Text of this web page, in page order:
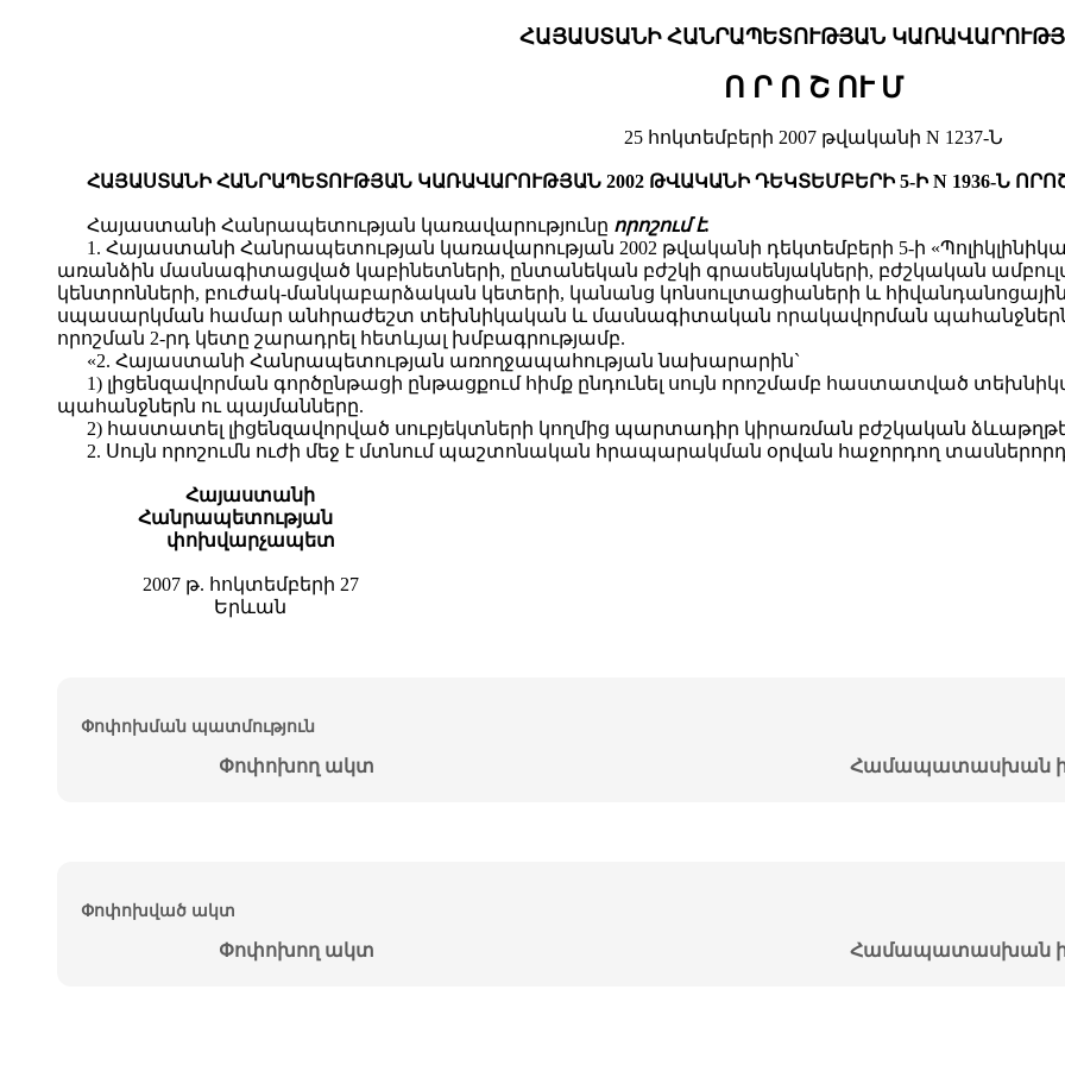
ՀԱՅԱՍՏԱՆԻ ՀԱՆՐԱՊԵՏՈՒԹՅԱՆ
Ո Ր Ո Շ ՈՒ Մ
25 հոկտեմբերի 2007 թվականի N 1237-Ն
ՀԱՅԱՍՏԱՆԻ ՀԱՆՐԱՊԵՏՈՒԹՅԱՆ ԿԱՌԱՎԱՐՈՒԹՅԱՆ 2002 ԹՎԱԿԱՆԻ ԴԵԿՏԵՄԲԵՐԻ 5-Ի N 1936-Ն
Հայաստանի Հանրապետության կառավարությունը որոշում է.
1. Հայաստանի Հանրապետության կառավարության 2002 թվականի դեկտեմբերի 5-ի
առանձին մասնագիտացված կաբինետների, ընտանեկան բժշկի գրասենյակների, բժշկական
կենտրոնների, բուժակ-մանկաբարձական կետերի, կանանց կոնսուլտացիաների և
սպասարկման համար անհրաժեշտ տեխնիկական և մասնագիտական որակավորման պահանջներն
որոշման 2-րդ կետը շարադրել հետևյալ խմբագրությամբ.
«2. Հայաստանի Հանրապետության առողջապահության նախարարին`
1) լիցենզավորման գործընթացի ընթացքում հիմք ընդունել սույն որոշմամբ հաստատված
պահանջներն ու պայմանները.
2) հաստատել լիցենզավորված սուբյեկտների կողմից պարտադիր կիրառման բժշկական
2. Սույն որոշումն ուժի մեջ է մտնում պաշտոնական հրապարակման օրվան հաջորդող
Հայաստանի
Հանրապետության
փոխվարչապետ
2007 թ. հոկտեմբերի 27
Երևան
Փոփոխման պատմություն
Փոփոխող ակտ Համապատասխան
Փոփոխված ակտ
Փոփոխող ակտ Համապատասխան